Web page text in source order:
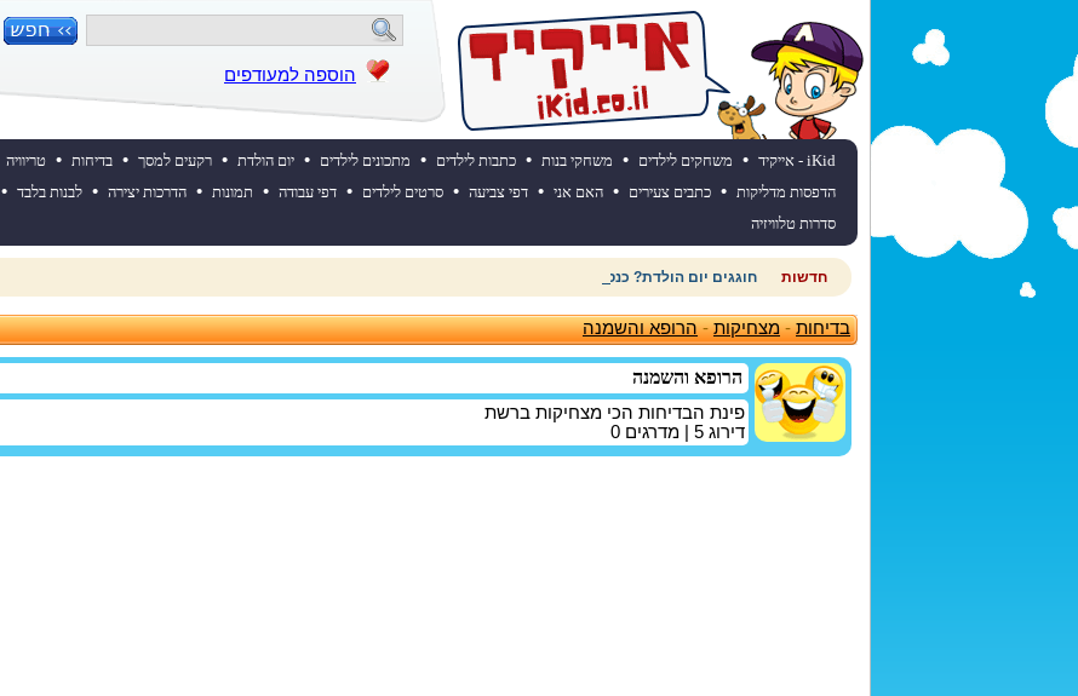
הוספה למעודפים
iKid - אייקיד • משחקים לילדים • משחקי בנות • כתבות לילדים • מתכונים לילדים • יום הולדת • רקעים למסך • בדיחות • טריוויה
הדפסות מדליקות • כתבים צעירים • האם אני • דפי צביעה • סרטים לילדים • דפי עבודה • תמונות • הדרכות יצירה • לבנות בלבד •
סדרות טלוויזיה
חדשות חוגגים יום הולדת? כנסו לאתר יום ההולדת של אייקיד! למעבר לאתר לחצו כאן
בדיחות-מצחיקות-הרופא והשמנה
הרופא והשמנה
פינת הבדיחות הכי מצחיקות ברשת
דירוג 5 | מדרגים 0